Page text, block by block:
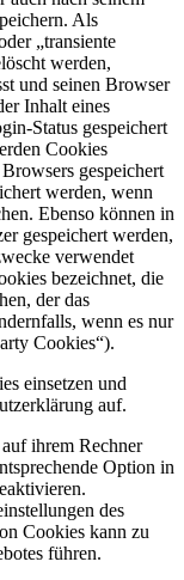
Als
„transiente
werden,
und seinen Browser
Inhalt eines
Status gespeichert
Cookies
gespeichert
werden, wenn
Ebenso können in
gespeichert werden,
verwendet
bezeichnet, die
der das
wenn es nur
Cookies“).
einsetzen und
auf.
ihrem Rechner
Option in
des
Cookies kann zu
führen.